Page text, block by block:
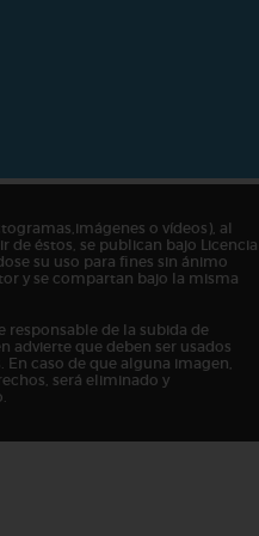
o vídeos), al
de éstos, se publican bajo Licencia
su uso para fines sin ánimo
y se compartan bajo la misma
responsable de la subida de
advierte que deben ser usados
caso de que alguna imagen,
será eliminado y